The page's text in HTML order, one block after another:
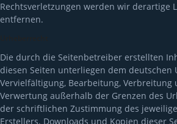
Rechtsverletzungen werden wir derartige
entfernen.
Die durch die Seitenbetreiber erstellten
diesen Seiten unterliegen dem deutschen
Vervielfältigung, Bearbeitung, Verbreitung
Verwertung außerhalb der Grenzen des
der schriftlichen Zustimmung des
Erstellers. Downloads und Kopien dieser